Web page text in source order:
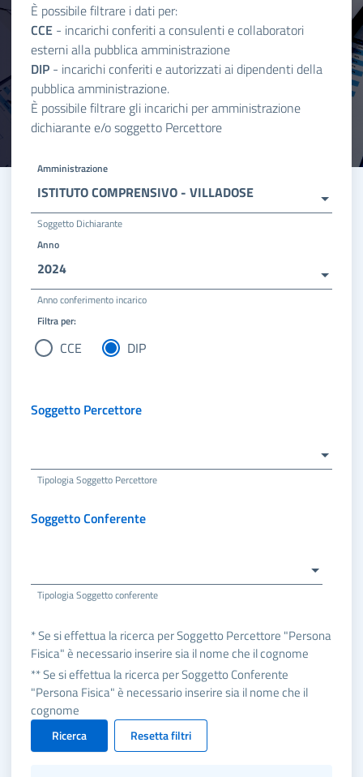
È possibile filtrare i dati per:
CCE - incarichi conferiti a consulenti e collaboratori
esterni alla pubblica amministrazione
DIP - incarichi conferiti e autorizzati ai dipendenti della
pubblica amministrazione.
È possibile filtrare gli incarichi per amministrazione
dichiarante e/o soggetto Percettore
Amministrazione
ISTITUTO COMPRENSIVO - VILLADOSE
Soggetto Dichiarante
Anno
2024
Anno conferimento incarico
Filtra per:
CCE DIP
Soggetto Percettore
Tipologia Soggetto Percettore
Soggetto Conferente
Tipologia Soggetto conferente
* Se si effettua la ricerca per Soggetto Percettore "Persona
Fisica" è necessario inserire sia il nome che il cognome
** Se si effettua la ricerca per Soggetto Conferente
"Persona Fisica" è necessario inserire sia il nome che il
cognome
Ricerca Resetta filtri